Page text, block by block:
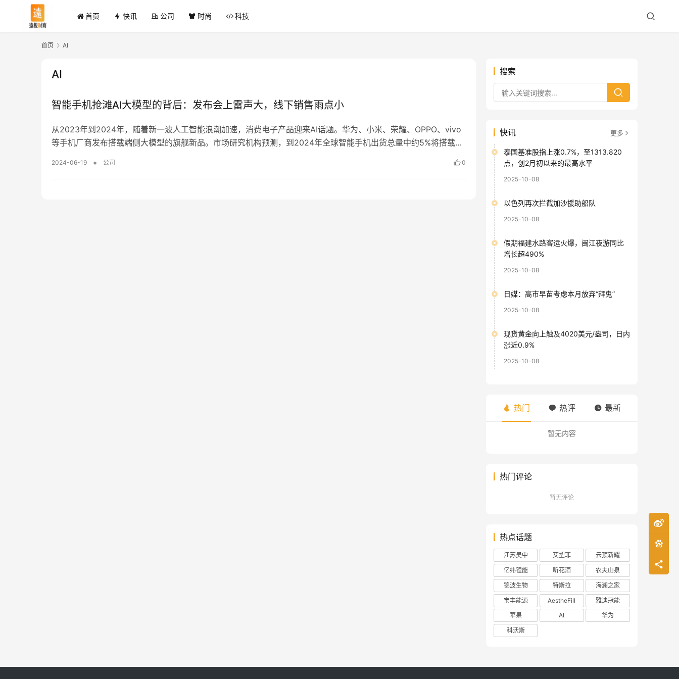
首页 快讯 公司 时尚 科技
首页 AI
AI
智能手机抢滩AI大模型的背后：发布会上雷声大，线下销售雨点小
从2023年到2024年，随着新一波人工智能浪潮加速，消费电子产品迎来AI话题。华为、小米、荣耀、OPPO、vivo
等手机厂商发布搭载端侧大模型的旗舰新品。市场研究机构预测，到2024年全球智能手机出货总量中约5%将搭载端
消费者更关注传统配置。此现象或因AI功能不适合线下展示、展示效果不佳或不足以促成购买。智能手机厂商面临如
2024-06-19 • 公司 0
搜索
快讯 更多
泰国基准股指上涨0.7%，至1313.820
点，创2月初以来的最高水平
2025-10-08
以色列再次拦截加沙援助船队
2025-10-08
假期福建水路客运火爆，闽江夜游同比
增长超490%
2025-10-08
日媒：高市早苗考虑本月放弃“拜鬼”
2025-10-08
现货黄金向上触及4020美元/盎司，日内
涨近0.9%
2025-10-08
热门 热评 最新
暂无内容
热门评论
暂无评论
热点话题
江苏吴中 艾塑菲
云顶新耀
亿纬锂能
听花酒
农夫山泉
锦波生物
特斯拉
海澜之家
宝丰能源
AestheFill
雅迪冠能
苹果
AI
华为
科沃斯